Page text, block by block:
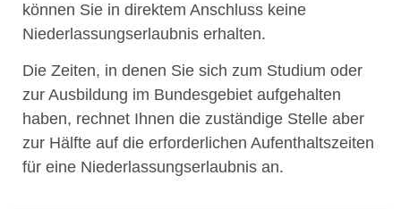
können Sie in direktem Anschluss keine
Niederlassungserlaubnis erhalten.
Die Zeiten, in denen Sie sich zum Studium oder
zur Ausbildung im Bundesgebiet aufgehalten
haben, rechnet Ihnen die zuständige Stelle aber
zur Hälfte auf die erforderlichen Aufenthaltszeiten
für eine Niederlassungserlaubnis an.